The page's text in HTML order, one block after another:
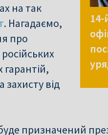
на так
. Нагадаємо,
про
гарантій,
захисту від
призначений